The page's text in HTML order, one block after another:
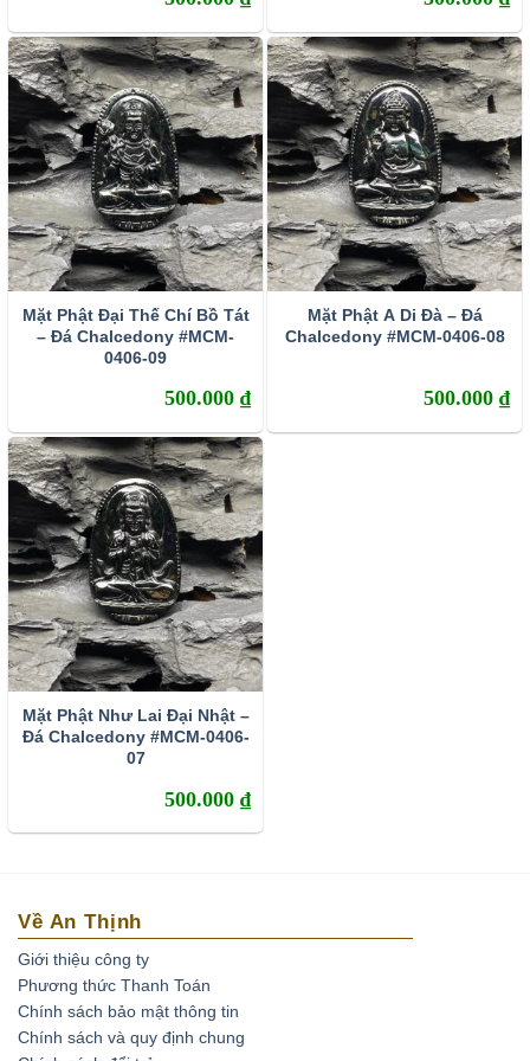
Đá Chalcedony được xét vào nhóm đá bán quý. Với
những tinh thể hình thành dưới dạng đặc biệt chuyển sang
dạng ngọc có thể được xét vào lớp đá quý. Vì nó dễ bị
biến đổi một số tính chất khi tiếp xúc với các chất hóa học
ở điều kiện thường hoặc biến đổi màu sắc như tạo
thànhmàu đỏ do bụi hematit, tạo màu vàng khi gặp limolit,
còn clorit làm đá biến thành màu xanh,…
Bên cạnh điểm yếu là chịu tác dụng của một số chất hóa
học thì chalcedony cũng có ưu điểm của mình, đó chính là
hiệu ứng tán sắc cực kì thú vị.
như hiệu ứng lóe màu sặc sỡ ở đá opal nhưng ít hơn. Có
hiệu ứng đặc biệt này chính là do bên trong đá chalcedony
có nhiều lớp khác nhau. Khi ánh sáng chiếu vào đá sẽ tán
sắc tạo nên nhiều màu như màu cầu vòng cực kì đẹp mắt
mà không loại đá quý nào có.
Mặt Phật Đại Thế Chí Bồ Tát
– Đá Chalcedony #MCM-
0406-09
500.000 ₫
Mặt Phật A Di Đà – Đá
Chalcedony #MCM-0406-08
500.000 ₫
Mặt Phật Như Lai Đại Nhật –
Đá Chalcedony #MCM-0406-
07
500.000 ₫
Về An Thịnh
Giới thiệu công ty
Phương thức Thanh Toán
Chính sách bảo mật thông tin
Chính sách và quy định chung